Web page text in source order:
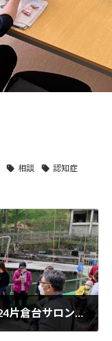
相談 認知症
【おさふく講座】2025/7/24片倉台サロン「心豊かに楽しむ、シニアのための旅時間～人生を彩る″自分へのごほうび旅″～」（予告）